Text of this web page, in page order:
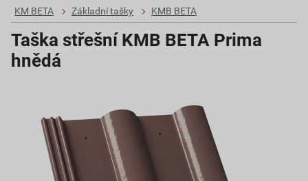
KM BETA
Základní tašky KMB BETA
Taška střešní KMB BETA Prima
hnědá